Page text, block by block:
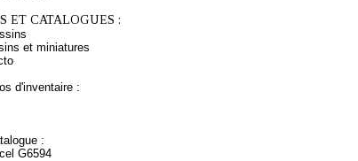
ET CATALOGUES :
et miniatures
d'inventaire :
:
G6594